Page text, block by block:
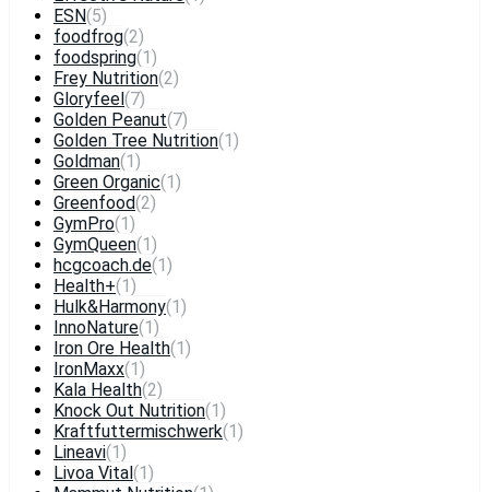
ESN(5)
foodfrog(2)
foodspring(1)
Frey Nutrition(2)
Gloryfeel (7)
Golden Peanut(7)
Golden Tree Nutrition(1)
Goldman(1)
Green Organic(1)
Greenfood(2)
GymPro(1)
GymQueen(1)
hcgcoach.de(1)
Health+(1)
Hulk&Harmony(1)
InnoNature(1)
Iron Ore Health(1)
IronMaxx(1)
Kala Health(2)
Knock Out Nutrition(1)
Kraftfuttermischwerk(1)
Lineavi(1)
Livoa Vital (1)